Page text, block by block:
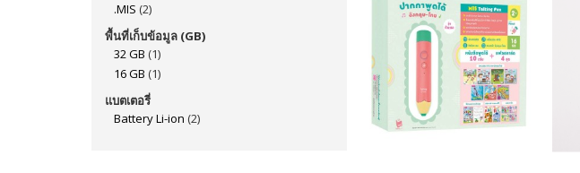
.MIS (2)
พื้นที่เก็บข้อมูล (GB)
32 GB (1)
16 GB (1)
แบตเตอรี่
Battery Li-ion (2)